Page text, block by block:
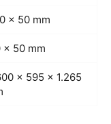
x 50 mm
x 50 mm
x 595 x 1.265